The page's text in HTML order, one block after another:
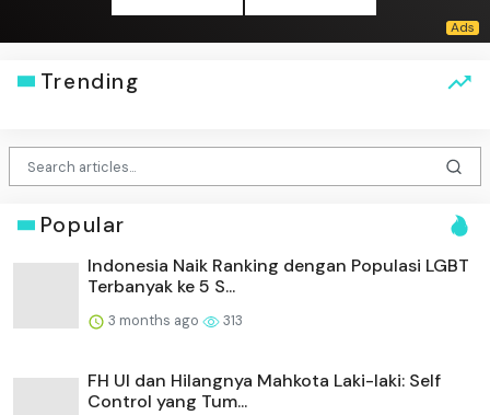
Trending
Popular
Indonesia Naik Ranking dengan Populasi LGBT
Terbanyak ke 5 S...
3 months ago 313
FH UI dan Hilangnya Mahkota Laki-laki: Self
Control yang Tum...